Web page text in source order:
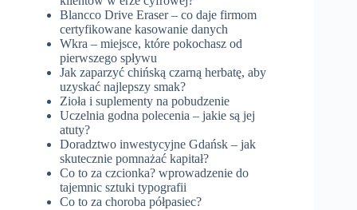
Blancco Drive Eraser – co daje firmom
certyfikowane kasowanie danych
Wkra – miejsce, które pokochasz od
pierwszego spływu
Jak zaparzyć chińską czarną herbatę, aby
uzyskać najlepszy smak?
Zioła i suplementy na pobudzenie
Uczelnia godna polecenia – jakie są jej
atuty?
Doradztwo inwestycyjne Gdańsk – jak
skutecznie pomnażać kapitał?
Co to za czcionka? wprowadzenie do
tajemnic sztuki typografii
Co to za choroba półpasiec?